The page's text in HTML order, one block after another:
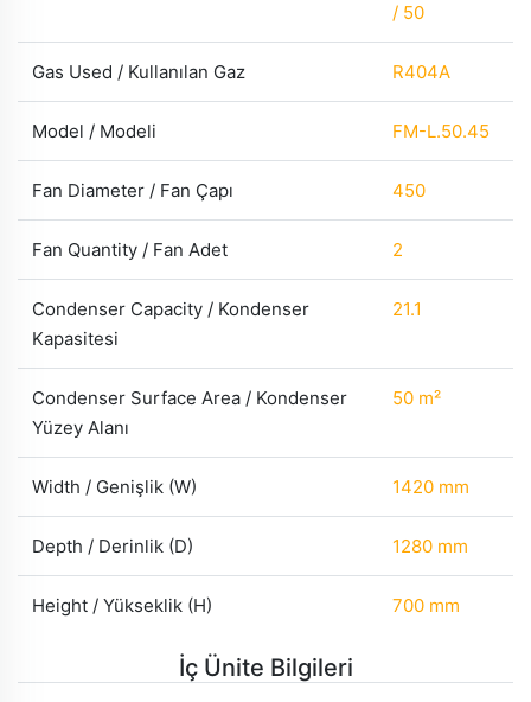
/ 50
Gas Used / Kullanılan Gaz R404A
Model / Modeli FM-L.50.45
Fan Diameter / Fan Çapı 450
Fan Quantity / Fan Adet 2
Condenser Capacity / Kondenser
Kapasitesi
21.1
Condenser Surface Area / Kondenser
Yüzey Alanı
50 m²
Width / Genişlik (W) 1420 mm
Depth / Derinlik (D) 1280 mm
Height / Yükseklik (H) 700 mm
İç Ünite Bilgileri